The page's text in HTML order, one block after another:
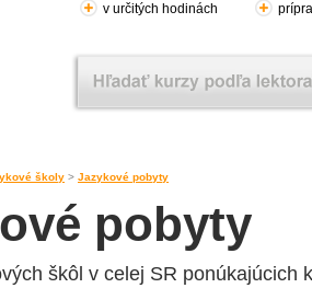
v určitých hodinách
školy > Jazykové pobyty
pobyty
škôl v celej SR ponúkajúcich